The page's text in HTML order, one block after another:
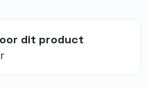
dit product